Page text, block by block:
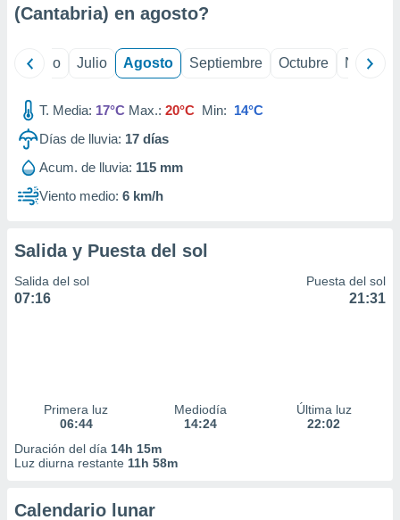
(Cantabria) en agosto?
Junio Julio Agosto Septiembre Octubre
T. Media: 17°C Max.: 20°C Min: 14°C
Días de lluvia: 17 días
Acum. de lluvia: 115 mm
Viento medio: 6 km/h
Salida y Puesta del sol
Salida del sol
07:16
Puesta del sol
21:31
Primera luz
06:44
Mediodía
14:24
Última luz
22:02
Duración del día 14h 15m
Luz diurna restante 11h 58m
Calendario lunar